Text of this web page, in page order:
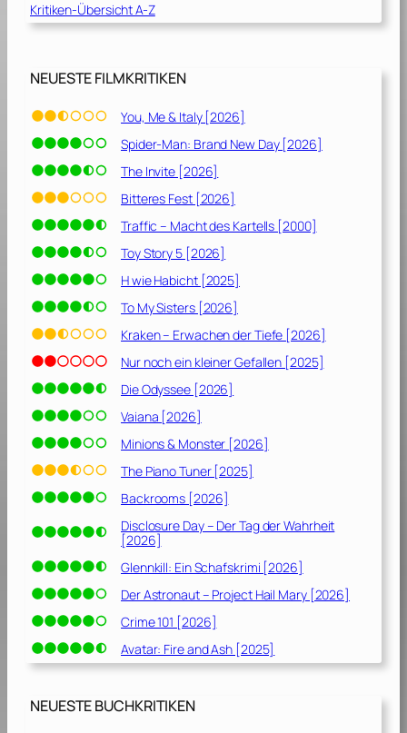
0
9
Kritiken-Übersicht A-Z
NEUESTE FILMKRITIKEN
You, Me & Italy [2026]
Spider-Man: Brand New Day [2026]
The Invite [2026]
Bitteres Fest [2026]
Traffic – Macht des Kartells [2000]
Toy Story 5 [2026]
H wie Habicht [2025]
To My Sisters [2026]
Kraken – Erwachen der Tiefe [2026]
Nur noch ein kleiner Gefallen [2025]
Die Odyssee [2026]
Vaiana [2026]
Minions & Monster [2026]
The Piano Tuner [2025]
Backrooms [2026]
Disclosure Day – Der Tag der Wahrheit
[2026]
Glennkill: Ein Schafskrimi [2026]
Der Astronaut – Project Hail Mary [2026]
Crime 101 [2026]
Avatar: Fire and Ash [2025]
NEUESTE BUCHKRITIKEN